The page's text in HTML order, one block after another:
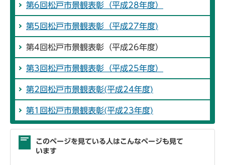
第6回松戸市景観表彰（平成28年度）
第5回松戸市景観表彰（平成27年度)
第4回松戸市景観表彰（平成26年度）
第3回松戸市景観表彰（平成25年度）
第2回松戸市景観表彰(平成24年度)
第1回松戸市景観表彰(平成23年度)
このページを見ている人はこんなページも見て
います